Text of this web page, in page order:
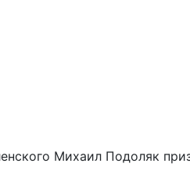
Михаил Подоляк